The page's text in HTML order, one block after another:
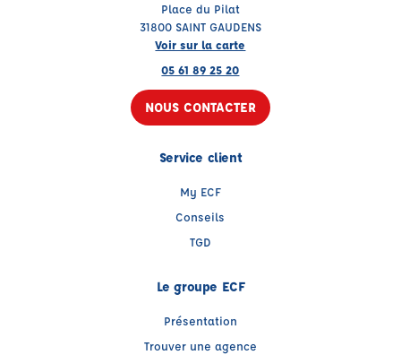
Place du Pilat
31800 SAINT GAUDENS
Voir sur la carte
05 61 89 25 20
NOUS CONTACTER
Service client
My ECF
Conseils
TGD
Le groupe ECF
Présentation
Trouver une agence